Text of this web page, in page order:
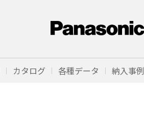
カタログ 各種データ 納入事例